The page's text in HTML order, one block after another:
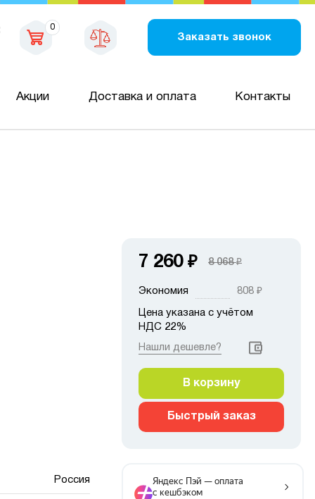
0
Заказать звонок
Акции Доставка и оплата Контакты
Россия
7 260 ₽ 8 068₽
Экономия 808 ₽
Цена указана с учётом
НДС 22%
Нашли дешевле?
В корзину
Быстрый заказ